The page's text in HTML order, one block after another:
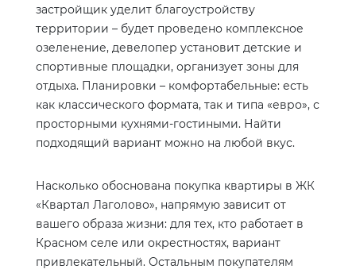
застройщик уделит благоустройству
территории – будет проведено комплексное
озеленение, девелопер установит детские и
спортивные площадки, организует зоны для
отдыха. Планировки – комфортабельные: есть
как классического формата, так и типа «евро», с
просторными кухнями-гостиными. Найти
подходящий вариант можно на любой вкус.
Насколько обоснована покупка квартиры в ЖК
«Квартал Лаголово», напрямую зависит от
вашего образа жизни: для тех, кто работает в
Красном селе или окрестностях, вариант
привлекательный. Остальным покупателям